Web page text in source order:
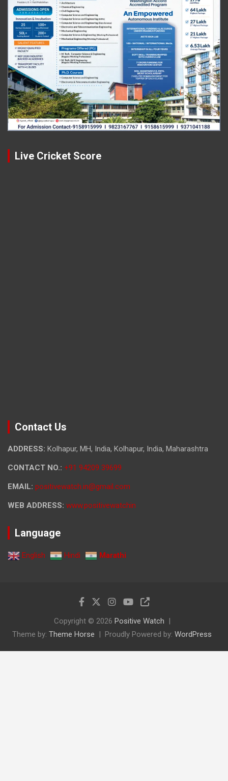
Live Cricket Score
Contact Us
ADDRESS: Kolhapur, MH, India, Kolhapur, India, Maharashtra
CONTACT NO.: +91 94209 39699
EMAIL: positivewatch.in@gmail.com
WEB ADDRESS: www.positivewatchin
Language
English Hindi Marathi
Copyright © 2026 Positive Watch
Theme by: Theme Horse Proudly Powered by: WordPress